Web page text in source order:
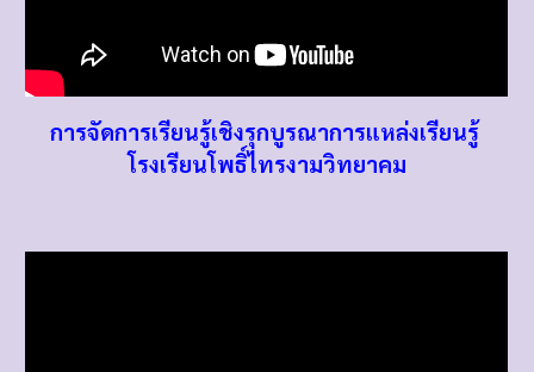
การจัดการเรียนรู้เชิงรุกบูรณาการแหล่งเรียนรู้
โรงเรียนโพธิ์ไทรงามวิทยาคม